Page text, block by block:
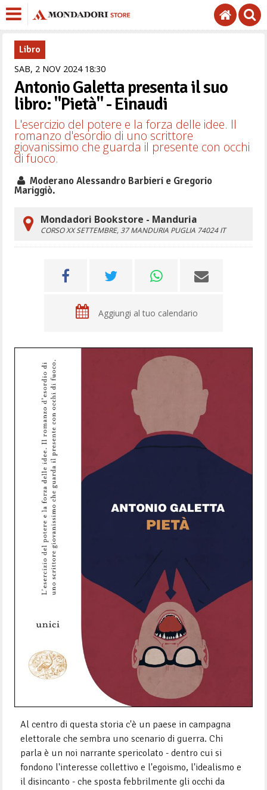
Libro
SAB, 2 NOV 2024 1830
Antonio Galetta presenta il suo
libro: "Pietà" - Einaudi
L'esercizio del potere e la forza delle idee. Il
romanzo d'esordio di uno scrittore
giovanissimo che guarda il presente con occhi
di fuoco.
Moderano Alessandro Barbieri e Gregorio
Mariggiò.
Mondadori Bookstore - Manduria
CORSO XX SETTEMBRE, 37MANDURIA PUGLIA 74024 IT
Aggiungi al tuo calendario
Al centro di questa storia c'è un paese in campagna
elettorale che sembra uno scenario di guerra. Chi
parla è un noi narrante spericolato - dentro cui si
fondono l'interesse collettivo e l'egoismo, l'idealismo e
il disincanto - che sposta febbrilmente gli occhi da